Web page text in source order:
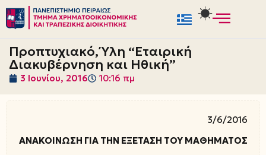
Μεταπηδήστε
στο
περιεχόμενο
Προπτυχιακό, Ύλη “Εταιρική
Διακυβέρνηση και Ηθική”
3 Ιουνίου, 2016 10:16 πμ
3/6/2016
ΑΝΑΚΟΙΝΩΣΗ ΓΙΑ ΤΗΝ ΕΞΕΤΑΣΗ ΤΟΥ ΜΑΘΗΜΑΤΟΣ